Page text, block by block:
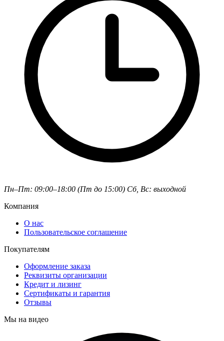
Пн–Пт: 09:00–18:00 (Пт до 15:00) Сб, Вс: выходной
Компания
О нас
Пользовательское соглашение
Покупателям
Оформление заказа
Реквизиты организации
Кредит и лизинг
Сертификаты и гарантия
Отзывы
Мы на видео